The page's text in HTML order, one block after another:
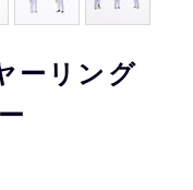
ーリング